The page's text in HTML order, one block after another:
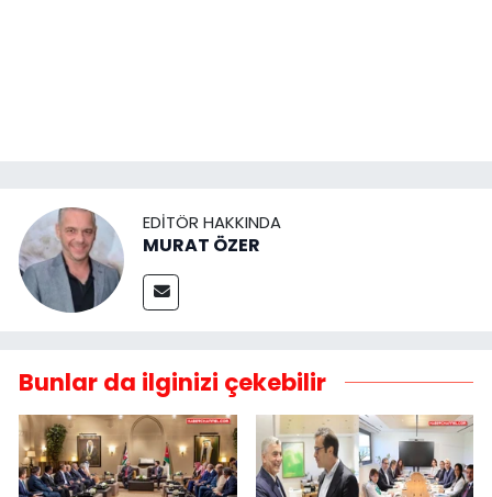
EDITÖR HAKKINDA
MURAT ÖZER
Bunlar da ilginizi çekebilir